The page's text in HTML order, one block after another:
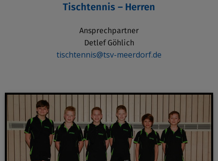
Tischtennis – Herren
Ansprechpartner
Detlef Göhlich
tischtennis@tsv-meerdorf.de